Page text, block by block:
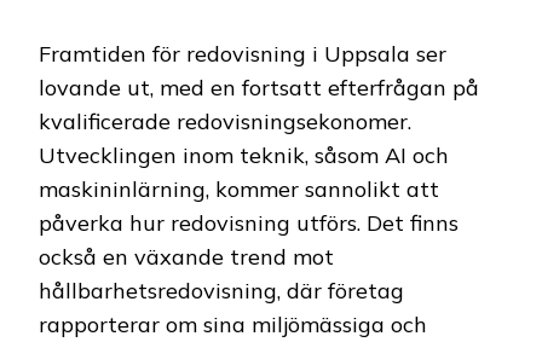
Framtiden för redovisning i Uppsala ser
lovande ut, med en fortsatt efterfrågan på
kvalificerade redovisningsekonomer.
Utvecklingen inom teknik, såsom AI och
maskininlärning, kommer sannolikt att
påverka hur redovisning utförs. Det finns
också en växande trend mot
hållbarhetsredovisning, där företag
rapporterar om sina miljömässiga och